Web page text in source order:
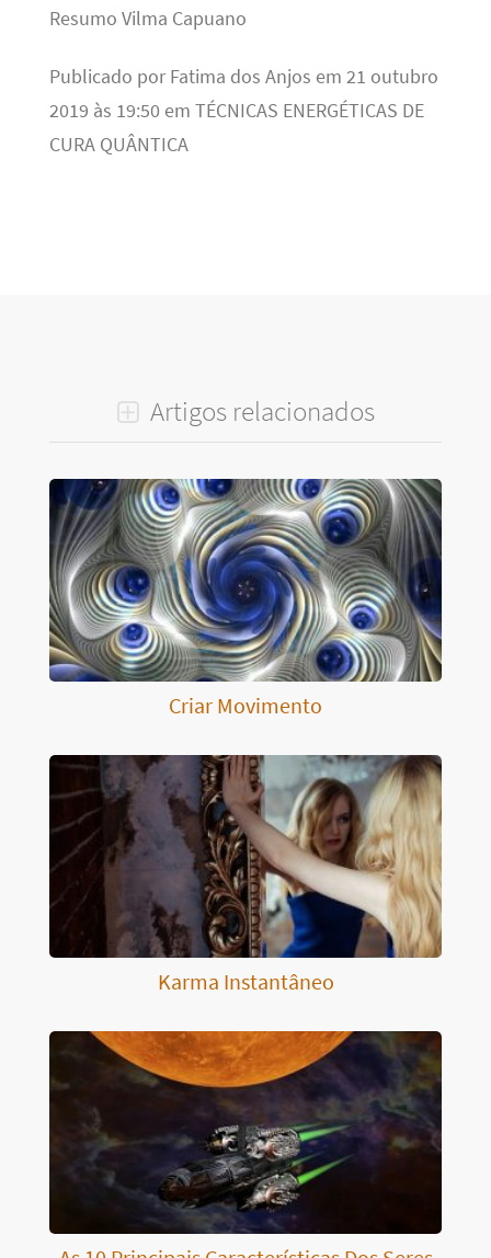
Resumo Vilma Capuano
Publicado por Fatima dos Anjos em 21 outubro
2019 às 19:50 em TÉCNICAS ENERGÉTICAS DE
CURA QUÂNTICA
Artigos relacionados
Criar Movimento
Karma Instantâneo